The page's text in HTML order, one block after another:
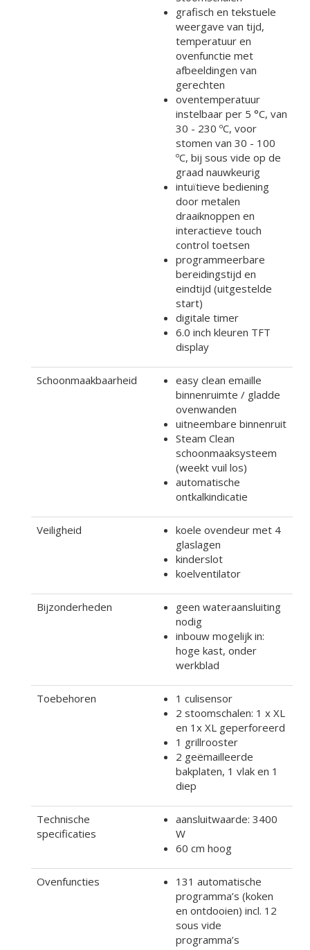
grafisch en tekstuele
weergave van tijd,
temperatuur en
ovenfunctie met
afbeeldingen van
gerechten
oventemperatuur
instelbaar per 5 °C, van
30 - 230 ºC, voor
stomen van 30 - 100
ºC, bij sous vide op de
graad nauwkeurig
intuïtieve bediening
door metalen
draaiknoppen en
interactieve touch
control toetsen
programmeerbare
bereidingstijd en
eindtijd (uitgestelde
start)
digitale timer
6.0 inch kleuren TFT
display
Schoonmaakbaarheid
easy clean emaille
binnenruimte / gladde
ovenwanden
uitneembare binnenruit
Steam Clean
schoonmaaksysteem
(weekt vuil los)
automatische
ontkalkindicatie
Veiligheid
koele ovendeur met 4
glaslagen
kinderslot
koelventilator
Bijzonderheden
geen wateraansluiting
nodig
inbouw mogelijk in:
hoge kast, onder
werkblad
Toebehoren
1 culisensor
2 stoomschalen: 1 x XL
en 1x XL geperforeerd
1 grillrooster
2 geëmailleerde
bakplaten, 1 vlak en 1
diep
Technische
specificaties
aansluitwaarde: 3400
W
60 cm hoog
Ovenfuncties
131 automatische
programma’s (koken
en ontdooien) incl. 12
sous vide
programma’s